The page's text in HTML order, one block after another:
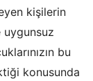
kişilerin
bu
konusunda